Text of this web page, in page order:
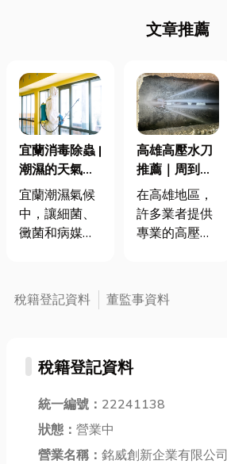
文章推薦
宜蘭消毒除蟲 |
潮濕的天氣更
容易滋生病
媒、白蟻？環
境消毒不可
宜蘭潮濕氣候
中，讓細菌、
黴菌和病媒
對健康與居住
環境構成威
病毒、冬季流
流行的新冠病
毒，尤其是室
高雄高壓水刀
推薦｜周到又
貼心的服務打
造了舒適的居
家空間
在高雄地區，
許多業者提供
專業的高壓水
管還是水刀清
洗，都能有效
大的水流來清
稅籍登記資料 董監事資料
稅籍登記資料
統一編號： 22241138
狀態： 營業中
營業名稱： 銘威創新企業有限公司